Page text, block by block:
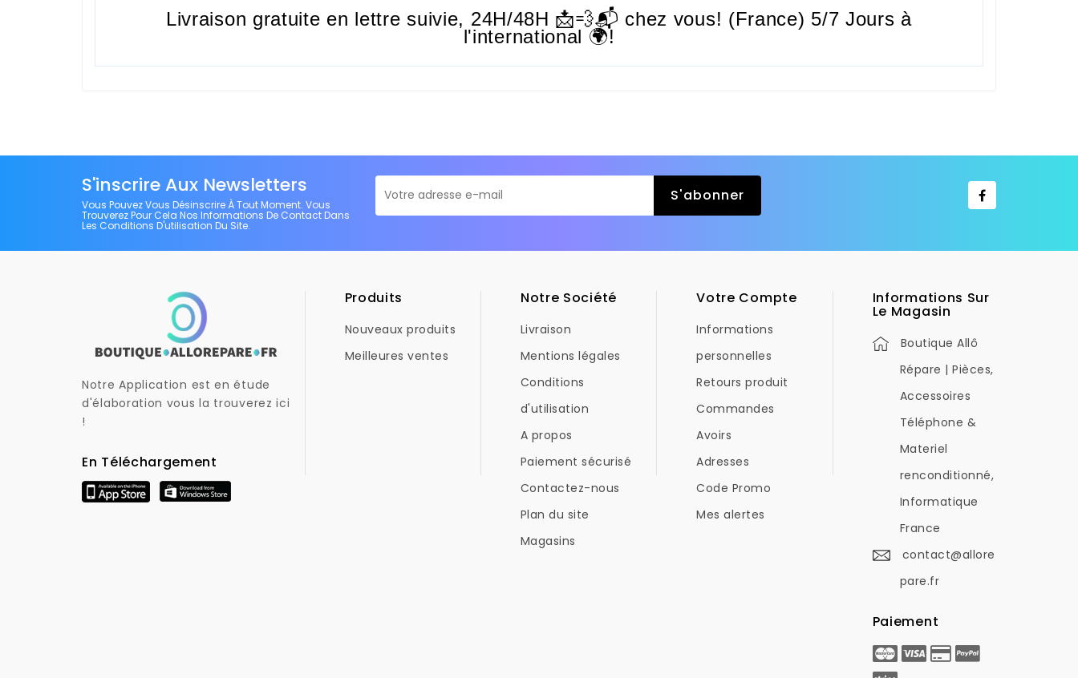
Livraison gratuite en lettre suivie, 24H/48H 📩💨📬 chez vous! (France) 5/7 Jours à
l'international 🌍!
S'inscrire Aux Newsletters
Vous Pouvez Vous Désinscrire À Tout Moment. Vous
Trouverez Pour Cela Nos Informations De Contact Dans
Les Conditions D'utilisation Du Site.
Notre Application est en étude
d'élaboration vous la trouverez ici
!
En Téléchargement
Produits
Nouveaux produits
Meilleures ventes
Notre Société
Livraison
Mentions légales
Conditions
d'utilisation
A propos
Paiement sécurisé
Contactez-nous
Plan du site
Magasins
Votre Compte
Informations
personnelles
Retours produit
Commandes
Avoirs
Adresses
Code Promo
Mes alertes
Informations Sur
Le Magasin
Boutique Allô
Répare | Pièces,
Accessoires
Téléphone &
Materiel
renconditionné,
Informatique
France
contact@allore
pare.fr
Paiement